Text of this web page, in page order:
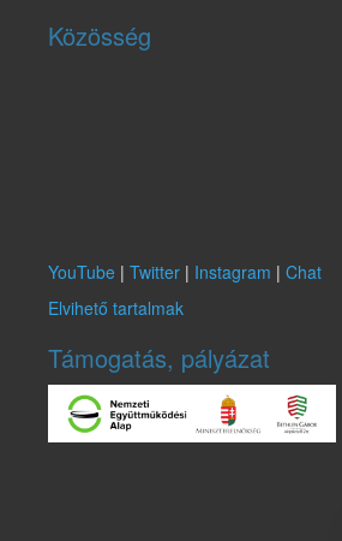
Közösség
YouTube | Twitter | Instagram | Chat
Elvihető tartalmak
Támogatás, pályázat